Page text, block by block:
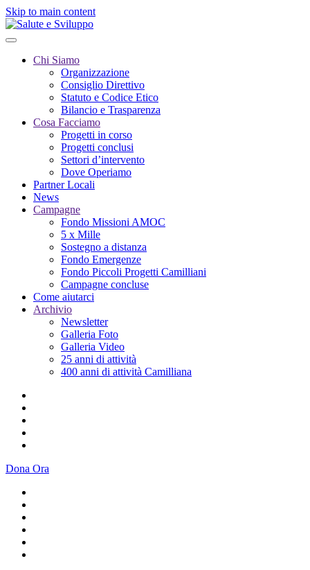
Skip to main content
Chi Siamo
Organizzazione
Consiglio Direttivo
Statuto e Codice Etico
Bilancio e Trasparenza
Cosa Facciamo
Progetti in corso
Progetti conclusi
Settori d’intervento
Dove Operiamo
Partner Locali
News
Campagne
Fondo Missioni AMOC
5 x Mille
Sostegno a distanza
Fondo Emergenze
Fondo Piccoli Progetti Camilliani
Campagne concluse
Come aiutarci
Archivio
Newsletter
Galleria Foto
Galleria Video
25 anni di attività
400 anni di attività Camilliana
Dona Ora